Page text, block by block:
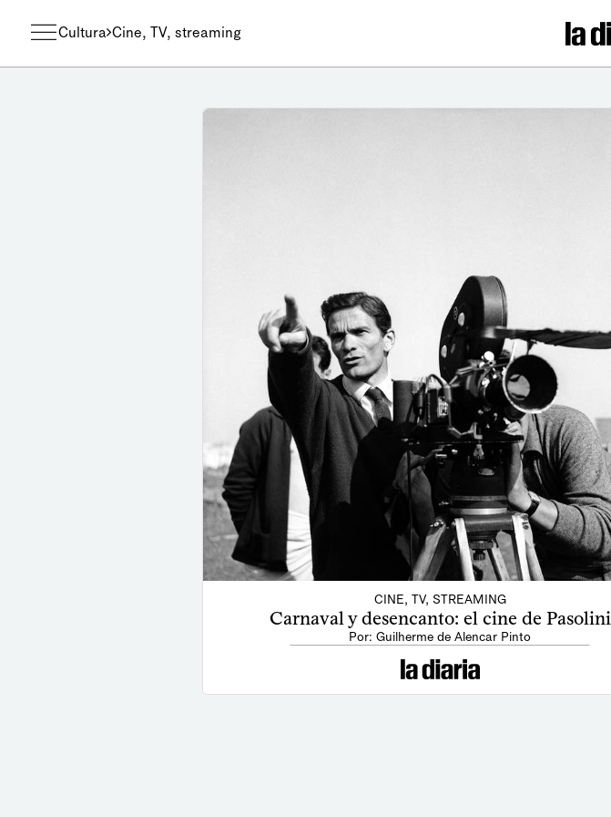
Cultura Cine, TV, streaming
CINE, TV, STREAMING
Carnaval y desencanto: el cine de Pasolini
Por: Guilherme de Alencar Pinto